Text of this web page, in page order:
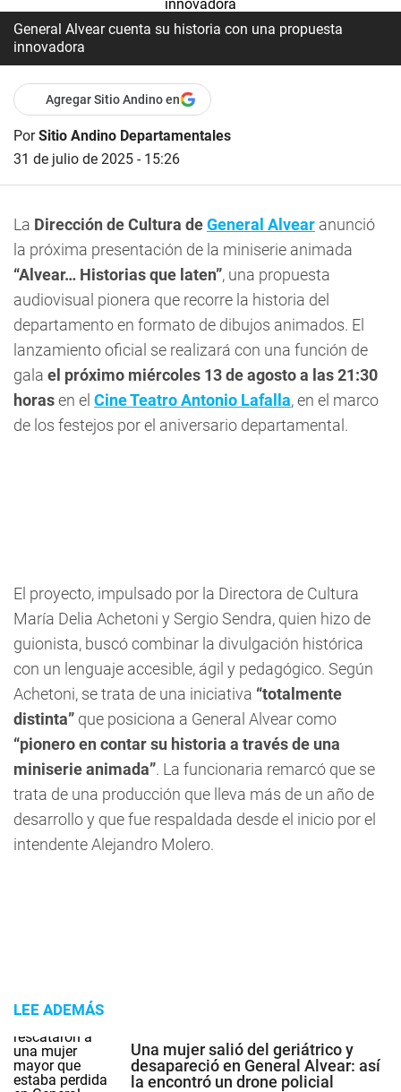
General Alvear cuenta su historia con una propuesta
innovadora
Agregar Sitio Andino en
PorSitio Andino Departamentales
31 de julio de 2025 - 15:26
La Dirección de Cultura deGeneral Alvear anunció
la próxima presentación de la miniserie animada
“Alvear… Historias que laten”, una propuesta
audiovisual pionera que recorre la historia del
departamento en formato de dibujos animados. El
lanzamiento oficial se realizará con una función de
gala el próximo miércoles 13 de agosto a las 21:30
horasen el Cine Teatro Antonio Lafalla, en el marco
de los festejos por el aniversario departamental.
El proyecto, impulsado por la Directora de Cultura
María Delia Achetoni y Sergio Sendra, quien hizo de
guionista, buscó combinar la divulgación histórica
con un lenguaje accesible, ágil y pedagógico. Según
Achetoni, se trata de una iniciativa “totalmente
distinta” que posiciona a General Alvear como
“pionero en contar su historia a través de una
miniserie animada”. La funcionaria remarcó que se
trata de una producción que lleva más de un año de
desarrollo y que fue respaldada desde el inicio por el
intendente Alejandro Molero.
LEE ADEMÁS
Una mujer salió del geriátrico y
desapareció en General Alvear: así
la encontró un drone policial